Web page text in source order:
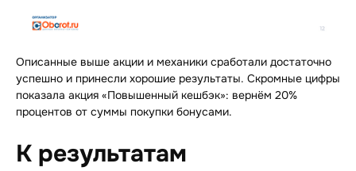
Описанные выше акции и механики сработали достаточно
успешно и принесли хорошие результаты. Скромные цифры
показала акция «Повышенный кешбэк»: вернём 20%
процентов от суммы покупки бонусами.
К результатам